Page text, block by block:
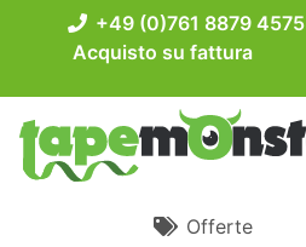
+49 (0)761 8879 4575
Acquisto su fattura
Offerte